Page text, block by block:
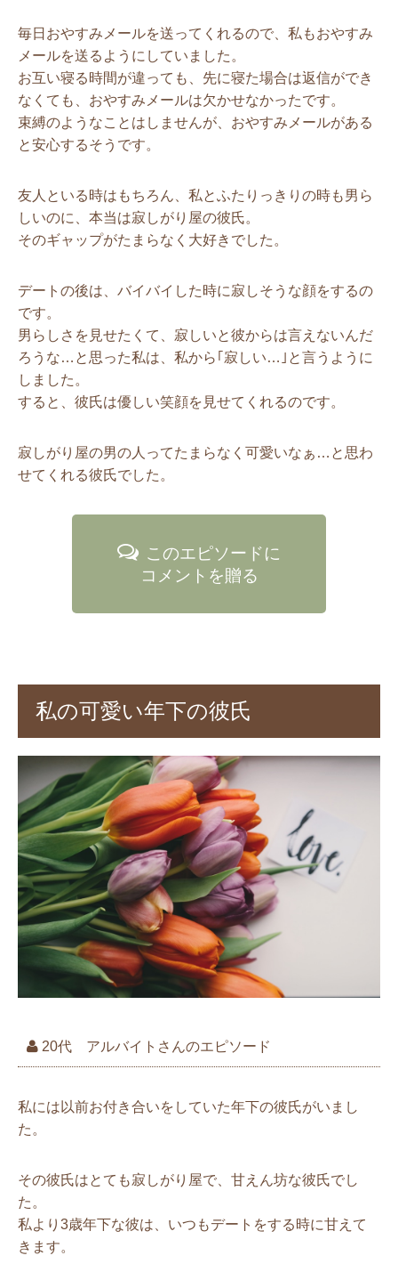
毎日おやすみメールを送ってくれるので、私もおやすみ
メールを送るようにしていました。
お互い寝る時間が違っても、先に寝た場合は返信ができ
なくても、おやすみメールは欠かせなかったです。
束縛のようなことはしませんが、おやすみメールがある
と安心するそうです。
友人といる時はもちろん、私とふたりっきりの時も男ら
しいのに、本当は寂しがり屋の彼氏。
そのギャップがたまらなく大好きでした。
デートの後は、バイバイした時に寂しそうな顔をするの
です。
男らしさを見せたくて、寂しいと彼からは言えないんだ
ろうな…と思った私は、私から｢寂しい…｣と言うように
しました。
すると、彼氏は優しい笑顔を見せてくれるのです。
寂しがり屋の男の人ってたまらなく可愛いなぁ…と思わ
せてくれる彼氏でした。
このエピソードに
コメントを贈る
私の可愛い年下の彼氏
20代 アルバイトさんのエピソード
私には以前お付き合いをしていた年下の彼氏がいまし
た。
その彼氏はとても寂しがり屋で、甘えん坊な彼氏でし
た。
私より3歳年下な彼は、いつもデートをする時に甘えて
きます。